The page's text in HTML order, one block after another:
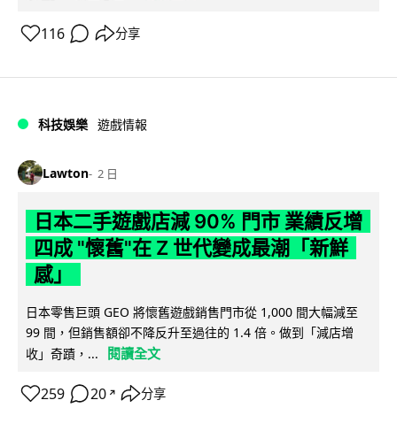
116 分享
科技娛樂 遊戲情報
Lawton 2 日
日本二手遊戲店減 90% 門市 業績反增
四成 "懷舊"在 Z 世代變成最潮「新鮮
感」
日本零售巨頭 GEO 將懷舊遊戲銷售門市從 1,000 間大幅減至
99 間，但銷售額卻不降反升至過往的 1.4 倍。做到「減店增
收」奇蹟，...
閱讀全文
259 20 ↗ 分享